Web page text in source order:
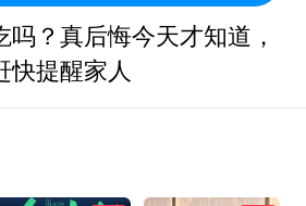
？真后悔今天才知道，
快提醒家人